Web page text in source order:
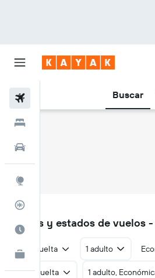
Buscar
Cuándo ir
KAYAK for Business
NUEVO
LLF
Vuelos y estados de
Ida y vuelta 1 adulto
Ida y vuelta 1 adulto,